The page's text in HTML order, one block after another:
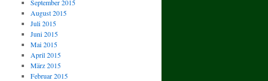
September 2015
August 2015
Juli 2015
Juni 2015
Mai 2015
April 2015
März 2015
Februar 2015